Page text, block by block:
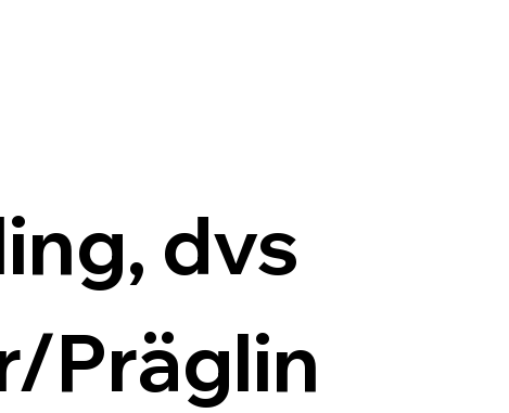
dvs
Präglin